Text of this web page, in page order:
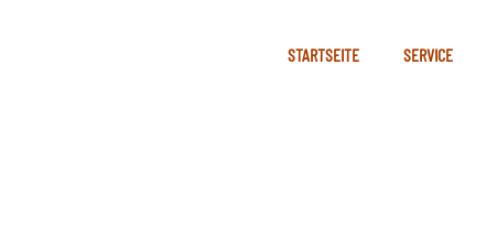
STARTSEITE SERVICE